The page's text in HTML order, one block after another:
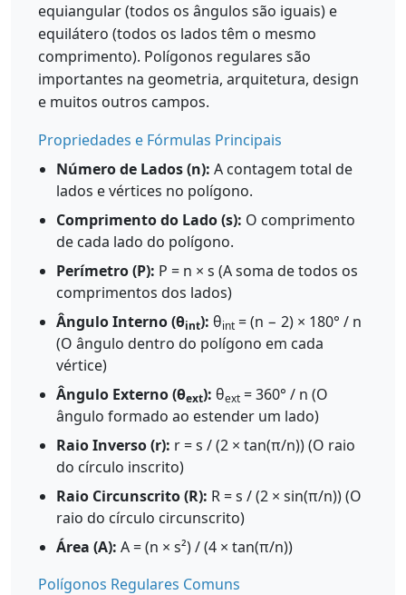
equiangular (todos os ângulos são iguais) e
equilátero (todos os lados têm o mesmo
comprimento). Polígonos regulares são
importantes na geometria, arquitetura, design
e muitos outros campos.
Propriedades e Fórmulas Principais
Número de Lados (n): A contagem total de
lados e vértices no polígono.
Comprimento do Lado (s): O comprimento
de cada lado do polígono.
Perímetro (P): P = n × s (A soma de todos os
comprimentos dos lados)
Ângulo Interno (θint): θint = (n − 2) × 180° / n
(O ângulo dentro do polígono em cada
vértice)
Ângulo Externo (θext): θext = 360° / n (O
ângulo formado ao estender um lado)
Raio Inverso (r): r = s / (2 × tan(π/n)) (O raio
do círculo inscrito)
Raio Circunscrito (R): R = s / (2 × sin(π/n)) (O
raio do círculo circunscrito)
Área (A): A = (n × s²) / (4 × tan(π/n))
Polígonos Regulares Comuns